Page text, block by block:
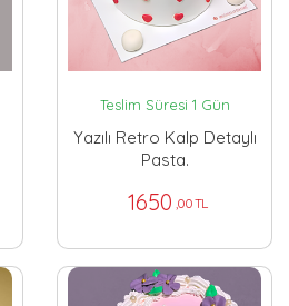
Teslim Süresi 1 Gün
Yazılı Retro Kalp Detaylı
Pasta.
1650 ,00 TL